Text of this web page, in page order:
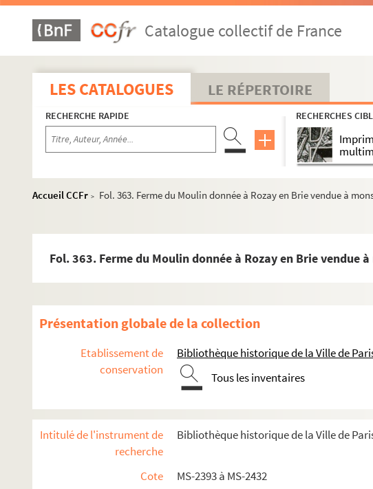
Catalogue collectif de France
LES CATALOGUES LE RÉPERTOIRE
RECHERCHE RAPIDE RECHERCHES
Accueil CCFr >
Fol. 363. Ferme du Moulin donnée à Rozay en Brie vendue à
Fol. 363. Ferme du Moulin donnée à Rozay en Brie vendue
Présentation globale de la collection
Etablissement de
conservation
Bibliothèque historique de la Ville de
Tous les inventaires
Intitulé de l'instrument de
recherche
Bibliothèque historique de la Ville de
Cote
MS-2393 à MS-2432
Papiers relatifs aux ascendants de Pochet-Deroche et surtout de son
Papiers de Jean-Baptiste-Prosper Pochet, dit Pochet-Deroche, et de son